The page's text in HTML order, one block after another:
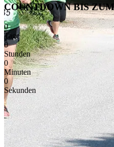
COUNTDOWN BIS
0
Tage
0
Stunden
0
Minuten
0
Sekunden